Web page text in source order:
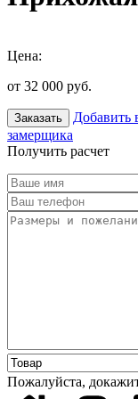
Цена:
от 32 000 руб.
Заказать Добавить
замерщика
Получить расчет
Пожалуйста,